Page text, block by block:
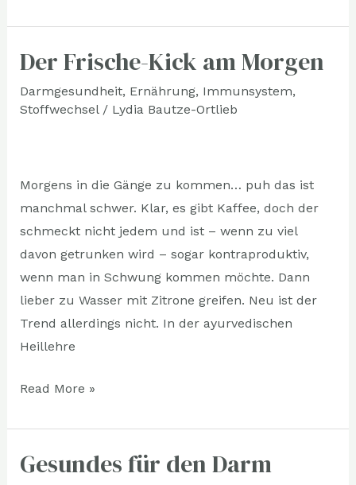
Der Frische-Kick am Morgen
Darmgesundheit, Ernährung, Immunsystem,
Stoffwechsel/ Lydia Bautze-Ortlieb
Morgens in die Gänge zu kommen… puh das ist
manchmal schwer. Klar, es gibt Kaffee, doch der
schmeckt nicht jedem und ist – wenn zu viel
davon getrunken wird – sogar kontraproduktiv,
wenn man in Schwung kommen möchte. Dann
lieber zu Wasser mit Zitrone greifen. Neu ist der
Trend allerdings nicht. In der ayurvedischen
Heillehre
Der
Kick
Read More »
Gesundes für den Darm
Gesundes